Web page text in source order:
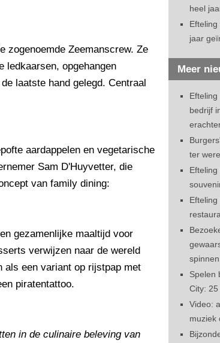
zogenoemde Zeemanscrew. Ze
ledkaarsen, opgehangen
laatste hand gelegd. Centraal
aardappelen en vegetarische
Sam D'Huyvetter, die
van family dining:
gezamenlijke maaltijd voor
verwijzen naar de wereld
als een variant op rijstpap met
piratentattoo.
in de culinaire beleving van
heel
jaar
Meer
bedrijf
ter
Spelen
City:
Video:
muziek